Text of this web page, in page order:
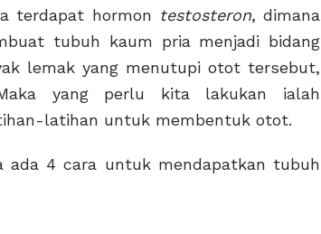
terdapat hormon testosteron, dimana
tubuh kaum pria menjadi bidang
lemak yang menutupi otot tersebut,
yang perlu kita lakukan ialah
latihan untuk membentuk otot.
ada 4 cara untuk mendapatkan tubuh